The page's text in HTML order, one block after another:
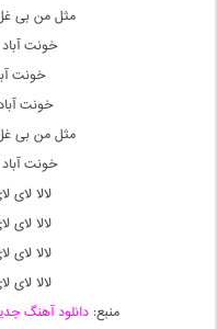
مثل من بی
خونت
خونت
خونت
مثل من بی
خونت
لالا لای
لالا لای
لالا لای
لالا لای
منبع: دانلود آهنگ